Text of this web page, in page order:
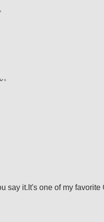
say it.It's one of my